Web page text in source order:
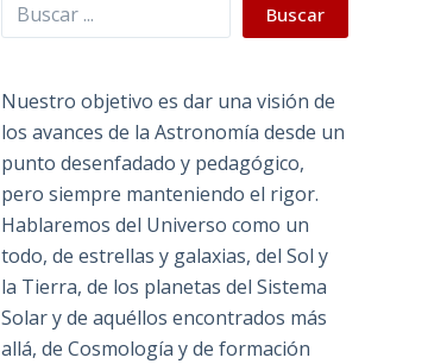
Buscar
Nuestro objetivo es dar una visión de
los avances de la Astronomía desde un
punto desenfadado y pedagógico,
pero siempre manteniendo el rigor.
Hablaremos del Universo como un
todo, de estrellas y galaxias, del Sol y
la Tierra, de los planetas del Sistema
Solar y de aquéllos encontrados más
allá, de Cosmología y de formación